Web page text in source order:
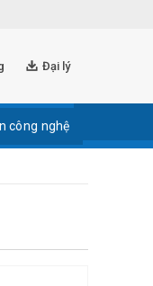
Đại lý
công nghệ